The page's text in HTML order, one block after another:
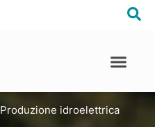
Produzione idroelettrica